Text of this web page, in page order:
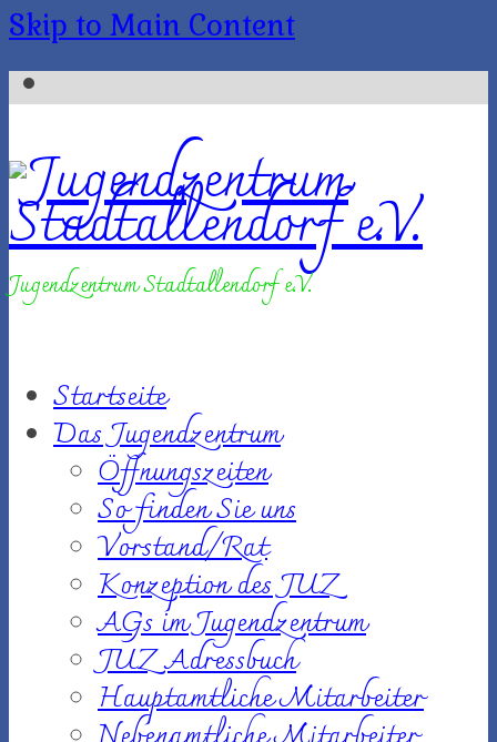
Skip to Main Content
Jugendzentrum Stadtallendorf e.V.
Startseite
Das Jugendzentrum
Öffnungszeiten
So finden Sie uns
Vorstand/Rat
Konzeption des JUZ
AGs im Jugendzentrum
JUZ Adressbuch
Hauptamtliche Mitarbeiter